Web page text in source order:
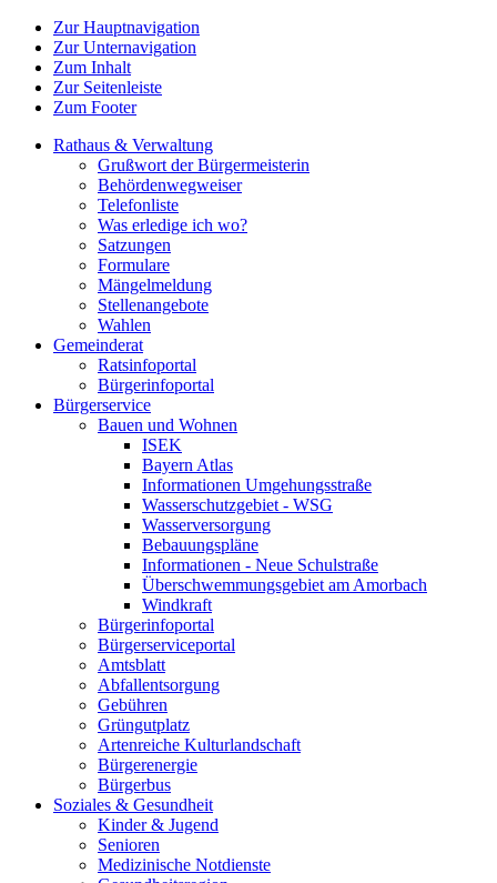
Zur Hauptnavigation
Zur Unternavigation
Zum Inhalt
Zur Seitenleiste
Zum Footer
Rathaus & Verwaltung
Grußwort der Bürgermeisterin
Behördenwegweiser
Telefonliste
Was erledige ich wo?
Satzungen
Formulare
Mängelmeldung
Stellenangebote
Wahlen
Gemeinderat
Ratsinfoportal
Bürgerinfoportal
Bürgerservice
Bauen und Wohnen
ISEK
Bayern Atlas
Informationen Umgehungsstraße
Wasserschutzgebiet - WSG
Wasserversorgung
Bebauungspläne
Informationen - Neue Schulstraße
Überschwemmungsgebiet am Amorbach
Windkraft
Bürgerinfoportal
Bürgerserviceportal
Amtsblatt
Abfallentsorgung
Gebühren
Grüngutplatz
Artenreiche Kulturlandschaft
Bürgerenergie
Bürgerbus
Soziales & Gesundheit
Kinder & Jugend
Senioren
Medizinische Notdienste